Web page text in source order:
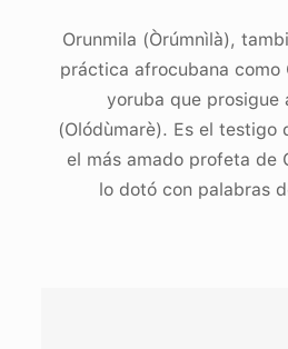
Orunmila (Òrúmnìlà),
práctica afrocubana como
yoruba que prosigue
(Olódùmarè). Es el testigo
el más amado profeta de
lo dotó con palabras